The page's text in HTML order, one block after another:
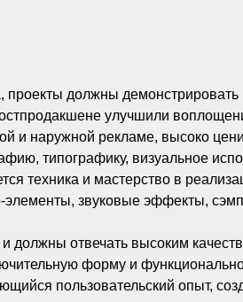
должны
улучшили
и наружной рекламе, высоко
типографику, визуальное
техника и мастерство в
звуковые эффекты,
должны отвечать высоким
форму и
пользовательский опыт,